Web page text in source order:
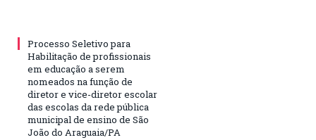
Processo Seletivo para
Habilitação de profissionais
em educação a serem
nomeados na função de
diretor e vice-diretor escolar
das escolas da rede pública
municipal de ensino de São
João do Araguaia/PA